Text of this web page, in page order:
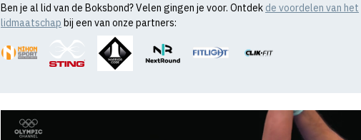
Ben je al lid van de Boksbond? Velen gingen je voor. Ontdek de voordelen van het
lidmaatschap bij een van onze partners: